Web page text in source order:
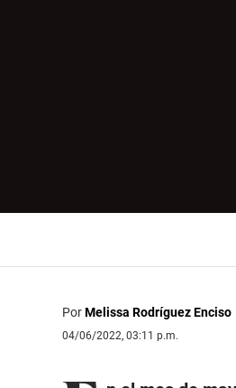
PorMelissa Rodríguez Enciso
04/06/2022, 03:11 p.m.